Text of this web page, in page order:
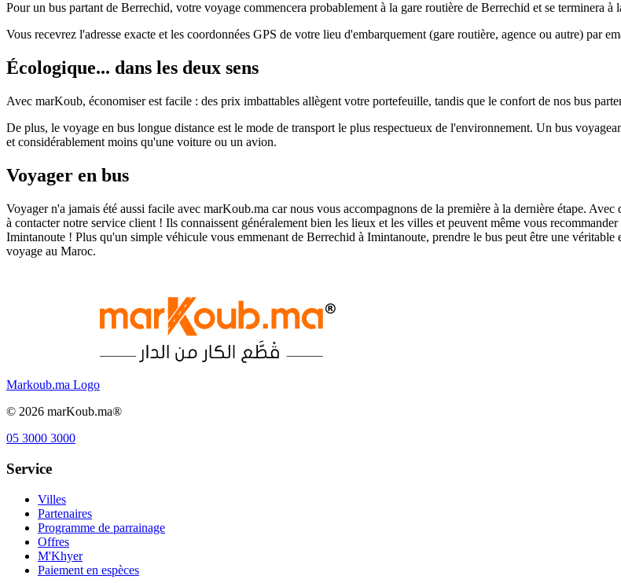
Pour un bus partant de Berrechid, votre voyage commencera probablement à la gare routière de Berrechid et se terminera à
Vous recevrez l'adresse exacte et les coordonnées GPS de votre lieu d'embarquement (gare routière, agence ou autre) par
Écologique... dans les deux sens
Avec marKoub, économiser est facile : des prix imbattables allègent votre portefeuille, tandis que le confort de nos bus
De plus, le voyage en bus longue distance est le mode de transport le plus respectueux de l'environnement. Un bus
et considérablement moins qu'une voiture ou un avion.
Voyager en bus
Voyager n'a jamais été aussi facile avec marKoub.ma car nous vous accompagnons de la première à la dernière étape.
à contacter notre service client ! Ils connaissent généralement bien les lieux et les villes et peuvent même vous
Imintanoute ! Plus qu'un simple véhicule vous emmenant de Berrechid à Imintanoute, prendre le bus peut être une
voyage au Maroc.
Markoub.ma Logo
© 2026 marKoub.ma®
05 3000 3000
Service
Villes
Partenaires
Programme de parrainage
Offres
M'Khyer
Paiement en espèces